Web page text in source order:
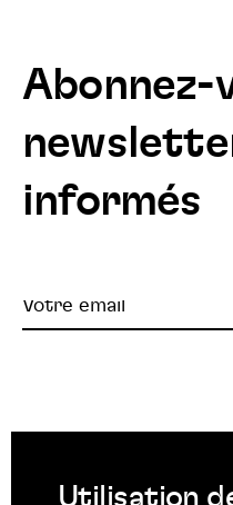
Abonnez-
informés
Votre
Utilisation